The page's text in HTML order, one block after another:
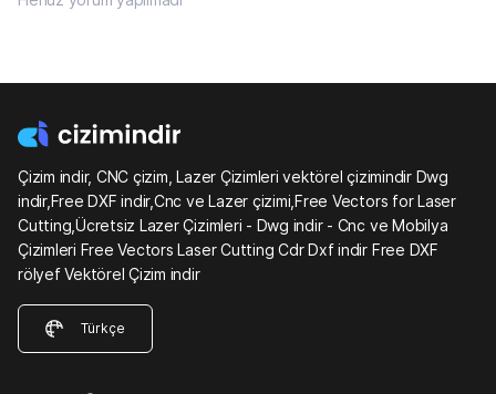
Çizim indir, CNC çizim, Lazer Çizimleri vektörel çizimindir Dwg
indir,Free DXF indir,Cnc ve Lazer çizimi,Free Vectors for Laser
Cutting,Ücretsiz Lazer Çizimleri - Dwg indir - Cnc ve Mobilya
Çizimleri Free Vectors Laser Cutting Cdr Dxf indir Free DXF
rölyef Vektörel Çizim indir
Türkçe